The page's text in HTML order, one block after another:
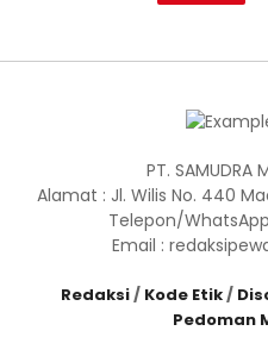
PT. SAMUDRA
Alamat : Jl. Wilis No. 440
Telepon/
Email :
Redaksi/ Kode Etik/
Pedoman